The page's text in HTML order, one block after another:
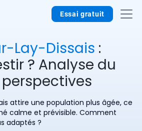
Essai gratuit
Lay-Dissais :
? Analyse du
attire une population plus âgée, ce
calme et prévisible. Comment
adaptés ?